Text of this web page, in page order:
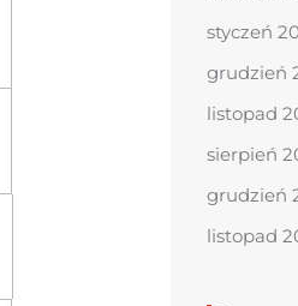
styczeń
grudzień
listopad
sierpień
grudzień
listopad